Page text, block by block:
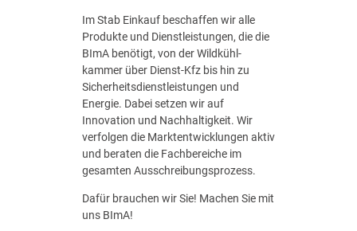
e
n
t
Im Stab Einkauf beschaffen wir alle
Produkte und Dienst­leistungen, die die
BImA benötigt, von der Wildkühl­
kammer über Dienst‑Kfz bis hin zu
Sicherheitsdienst­leistungen und
Energie. Dabei setzen wir auf
Innovation und Nachhaltigkeit. Wir
verfolgen die Marktentwicklungen aktiv
und beraten die Fachbereiche im
gesamten Ausschreibungsprozess.
Dafür brauchen wir Sie! Machen Sie mit
uns BImA!